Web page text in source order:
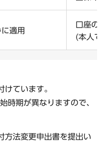
適用
口座の
(本人
けています。
時期が異なりますので、
方法変更申出書を提出い